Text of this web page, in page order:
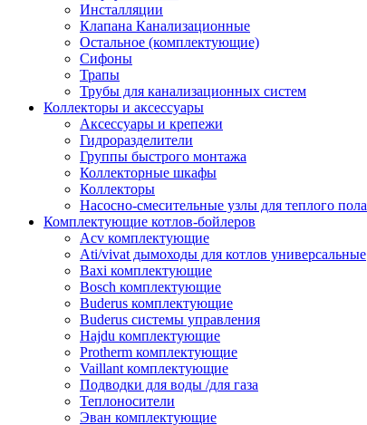
Инсталляции
Клапана Канализационные
Остальное (комплектующие)
Сифоны
Трапы
Трубы для канализационных систем
Коллекторы и аксессуары
Аксессуары и крепежи
Гидроразделители
Группы быстрого монтажа
Коллекторные шкафы
Коллекторы
Насосно-смесительные узлы для теплого пола
Комплектующие котлов-бойлеров
Acv комплектующие
Ati/vivat дымоходы для котлов универсальные
Baxi комплектующие
Bosch комплектующие
Buderus комплектующие
Buderus системы управления
Hajdu комплектующие
Protherm комплектующие
Vaillant комплектующие
Подводки для воды /для газа
Теплоносители
Эван комплектующие